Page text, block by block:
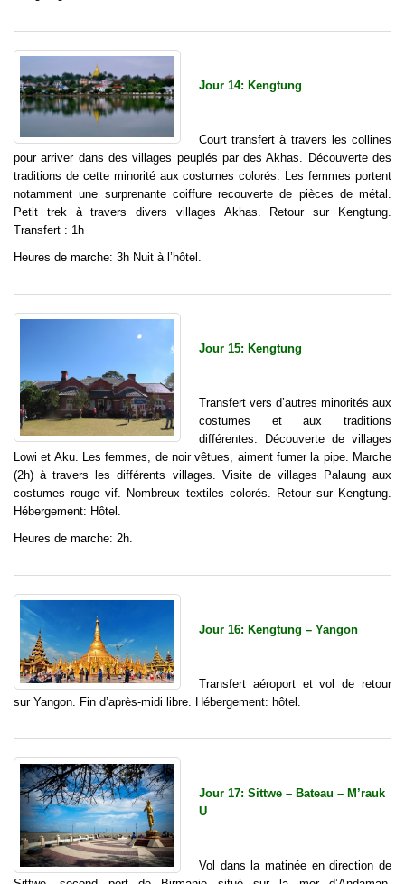
Jour 14: Kengtung
Court transfert à travers les collines
pour arriver dans des villages peuplés par des Akhas. Découverte des
traditions de cette minorité aux costumes colorés. Les femmes portent
notamment une surprenante coiffure recouverte de pièces de métal.
Petit trek à travers divers villages Akhas. Retour sur Kengtung.
Transfert : 1h
Heures de marche: 3h Nuit à l’hôtel.
Jour 15: Kengtung
Transfert vers d’autres minorités aux
costumes et aux traditions
différentes. Découverte de villages
Lowi et Aku. Les femmes, de noir vêtues, aiment fumer la pipe. Marche
(2h) à travers les différents villages. Visite de villages Palaung aux
costumes rouge vif. Nombreux textiles colorés. Retour sur Kengtung.
Hébergement: Hôtel.
Heures de marche: 2h.
Jour 16: Kengtung – Yangon
Transfert aéroport et vol de retour
sur Yangon. Fin d’après-midi libre. Hébergement: hôtel.
Jour 17: Sittwe – Bateau – M’rauk
U
Vol dans la matinée en direction de